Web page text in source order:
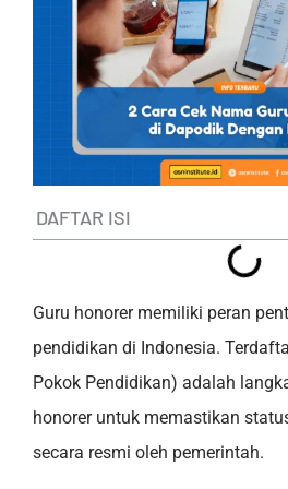
DAFTAR ISI
Guru honorer memiliki peran
pendidikan di Indonesia.
Pokok Pendidikan) adalah
honorer untuk memastikan
secara resmi oleh pemerintah.